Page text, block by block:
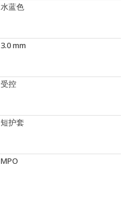
水蓝色
3.0 mm
受控
短护套
MPO